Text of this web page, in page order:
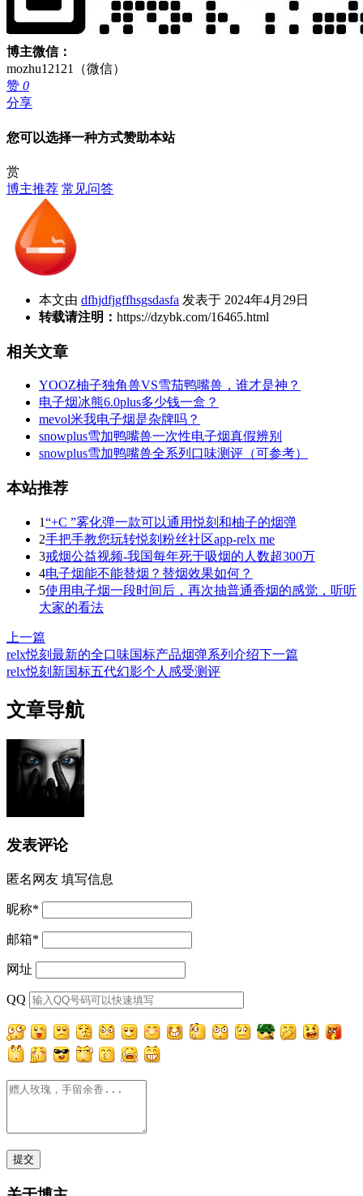
博主微信：
mozhu12121（微信）
赞 0
分享
您可以选择一种方式赞助本站
赏
博主推荐 常见问答
本文由 dfhjdfjgffhsgsdasfa 发表于 2024年4月29日
转载请注明： https://dzybk.com/16465.html
相关文章
YOOZ柚子独角兽VS雪茄鸭嘴兽，谁才是神？
电子烟冰熊6.0plus多少钱一盒？
mevol米我电子烟是杂牌吗？
snowplus雪加鸭嘴兽一次性电子烟真假辨别
snowplus雪加鸭嘴兽全系列口味测评（可参考）
本站推荐
1“+C ”雾化弹一款可以通用悦刻和柚子的烟弹
2手把手教您玩转悦刻粉丝社区app-relx me
3戒烟公益视频-我国每年死于吸烟的人数超300万
4电子烟能不能替烟？替烟效果如何？
5使用电子烟一段时间后，再次抽普通香烟的感觉，听听
大家的看法
上一篇
relx悦刻最新的全口味国标产品烟弹系列介绍下一篇
relx悦刻新国标五代幻影个人感受测评
文章导航
发表评论
匿名网友 填写信息
昵称*
邮箱*
网址
QQ